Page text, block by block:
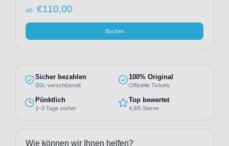
ab €110,00
Buchen
Sicher bezahlen
SSL-verschlüsselt
100% Original
Offizielle Tickets
Pünktlich
1–3 Tage vorher
Top bewertet
4,8/5 Sterne
Wie können wir Ihnen helfen?